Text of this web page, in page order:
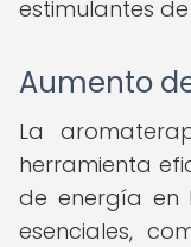
estimulantes
Aumento
La
herramienta
de energía en
esenciales,